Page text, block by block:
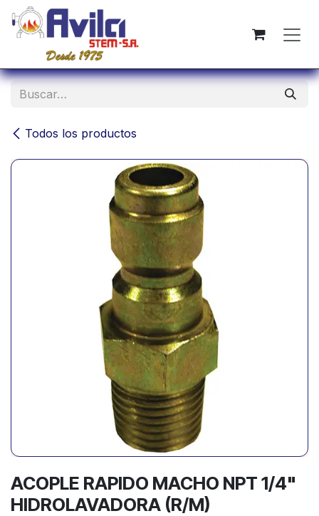
Ir al contenido
Todos los productos
ACOPLE RAPIDO MACHO NPT 1/4"
HIDROLAVADORA (R/M)